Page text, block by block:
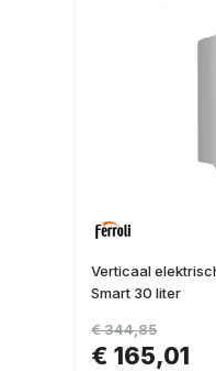
Verticaal
Smart 30 liter
€ 165,01
€ 344,85